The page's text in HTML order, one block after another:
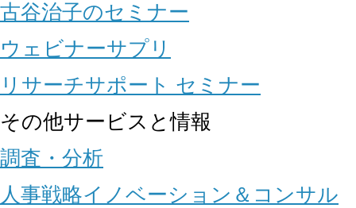
古谷治子のセミナー
ウェビナーサプリ
リサーチサポート セミナー
その他サービスと情報
調査・分析
人事戦略イノベーション＆コンサル